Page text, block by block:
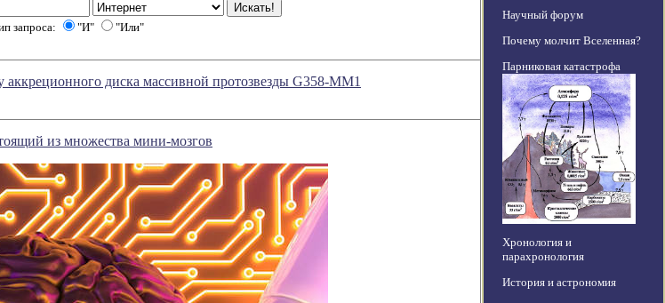
запроса: "И" "Или"
диска массивной протозвезды G358-MM1
из множества мини-мозгов
Научный форум
Почему молчит Вселенная?
Парниковая катастрофа
Хронология и
парахронология
История и астрономия